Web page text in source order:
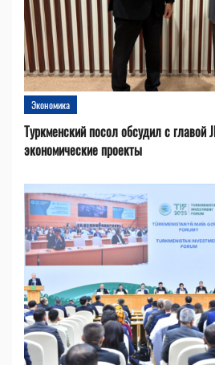
Экономика
Туркменский посол обсудил с главой
экономические проекты